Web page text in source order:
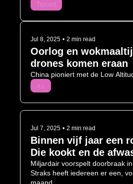
Tipcast
Jul 8, 2025 • 2 min read
Oorlog en
drones komen eraan
China pioniert met de Low
A.I.
Jul 7, 2025 • 2 min read
Binnen vijf jaar een
Miljardair voorspelt doorbraak
Straks heeft iedereen er een,